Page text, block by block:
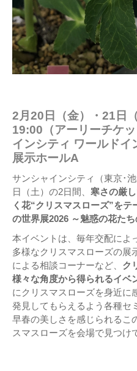
2月20日（金）・21日
19:00（アーリーチケ
インシティ ワールド
展示ホールA
サンシャインシティ（東京･
日（土）の2日間、 寒さの厳
く花“クリスマスローズ”を
の世界展2026 ～魅惑の花たち
本イベントは、毎年交配によ
多様なクリスマスローズの展
による相談コーナーなど、 ク
様々な角度から得られるイベ
にクリスマスローズを身近に
発見してもらえるよう各種セ
早春の美しさを感じられるこ
スマスローズを会場で見つけ